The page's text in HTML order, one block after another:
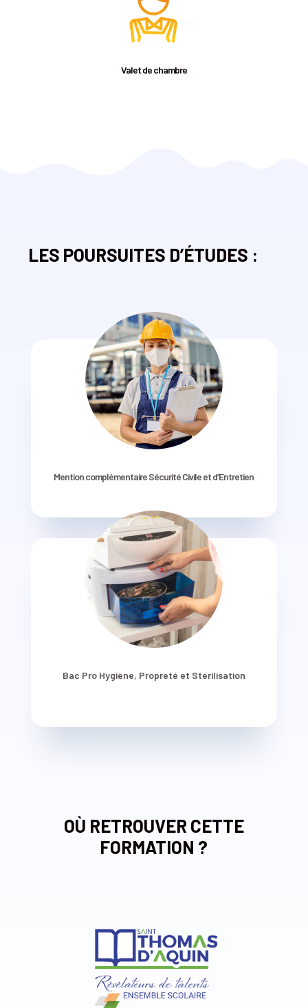
Valet de chambre
LES POURSUITES D’ÉTUDES :
Mention complémentaire Sécurité Civile et d’Entretien
Bac Pro Hygiène, Propreté et Stérilisation
OÙ RETROUVER CETTE
FORMATION ?